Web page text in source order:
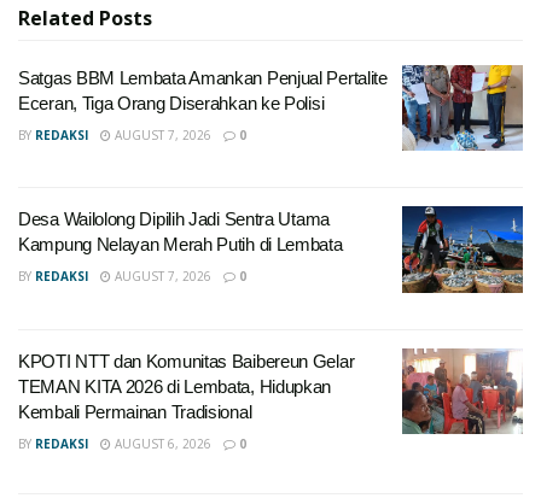
Related Posts
Satgas BBM Lembata Amankan Penjual Pertalite
Eceran, Tiga Orang Diserahkan ke Polisi
BY REDAKSI AUGUST 7, 2026 0
Desa Wailolong Dipilih Jadi Sentra Utama
Kampung Nelayan Merah Putih di Lembata
BY REDAKSI AUGUST 7, 2026 0
KPOTI NTT dan Komunitas Baibereun Gelar
TEMAN KITA 2026 di Lembata, Hidupkan
Kembali Permainan Tradisional
BY REDAKSI AUGUST 6, 2026 0